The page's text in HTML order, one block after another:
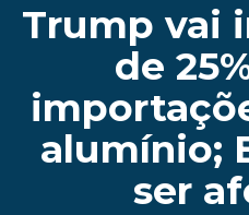
Trump vai
de
alumínio;
ser